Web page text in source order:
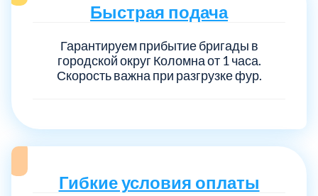
Быстрая подача
Гарантируем прибытие бригады в
городской округ Коломна от 1 часа.
Скорость важна при разгрузке фур.
Гибкие условия оплаты